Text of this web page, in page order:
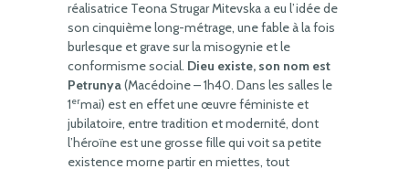
réalisatrice Teona Strugar Mitevska a eu l’idée de
son cinquième long-métrage, une fable à la fois
burlesque et grave sur la misogynie et le
conformisme social. Dieu existe, son nom est
Petrunya(Macédoine – 1h40. Dans les salles le
1ermai) est en effet une œuvre féministe et
jubilatoire, entre tradition et modernité, dont
l’héroïne est une grosse fille qui voit sa petite
existence morne partir en miettes, tout